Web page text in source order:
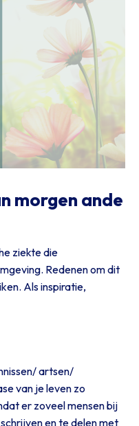
morgen ande
ziekte die
Redenen om dit
Als inspiratie,
artsen/
van je leven zo
er zoveel mensen bij
en te delen met